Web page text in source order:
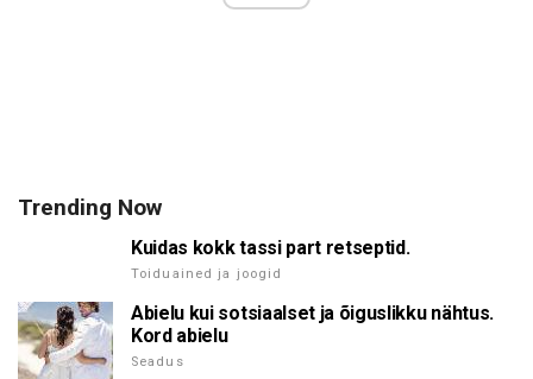
Trending Now
Kuidas kokk tassi part retseptid.
Toiduained ja joogid
Abielu kui sotsiaalset ja õiguslikku nähtus.
Kord abielu
Seadus